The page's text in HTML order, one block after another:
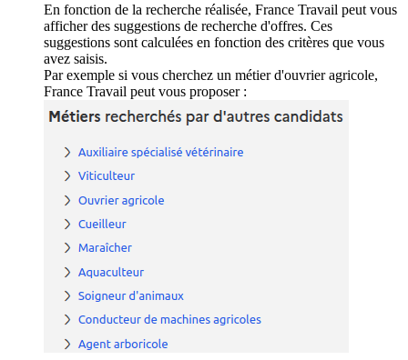
En fonction de la recherche réalisée, France Travail peut vous
afficher des suggestions de recherche d'offres. Ces
suggestions sont calculées en fonction des critères que vous
avez saisis.
Par exemple si vous cherchez un métier d'ouvrier agricole,
France Travail peut vous proposer :